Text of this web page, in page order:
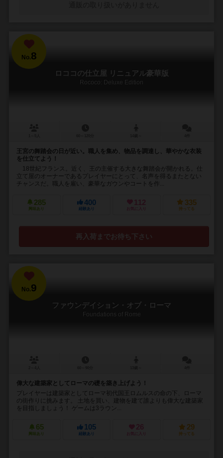
No.8
ロココの仕立屋 リニュアル豪華版
Rococo: Deluxe Edition
王宮の舞踏会の日が近い。職人を集め、物品を調達し、華やかな衣装
を仕立てよう！
18世紀フランス。近く、王の主催する大きな舞踏会が開かれる。仕
立て屋のオーナーであるプレイヤーにとって、名声を得るまたとない
チャンスだ。職人を雇い、豪華なガウンやコートを作...
285
興味あり
400
経験あり
112
お気に入り
335
持ってる
再入荷までお待ち下さい
No.9
ファウンデイション・オブ・ローマ
Foundations of Rome
偉大な建築家としてローマの礎を築き上げよう！
プレイヤーは建築家としてローマ初代国王ロムルスの命の下、ローマ
の街作りに挑みます。 土地を買い、建物を建て誰よりも偉大な建築家
を目指しましょう！ ゲームは3ラウン...
65
興味あり
105
経験あり
26
お気に入り
29
持ってる